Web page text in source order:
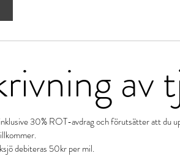
av
30% ROT-avdrag och förutsätter att du
debiteras 50kr per mil.